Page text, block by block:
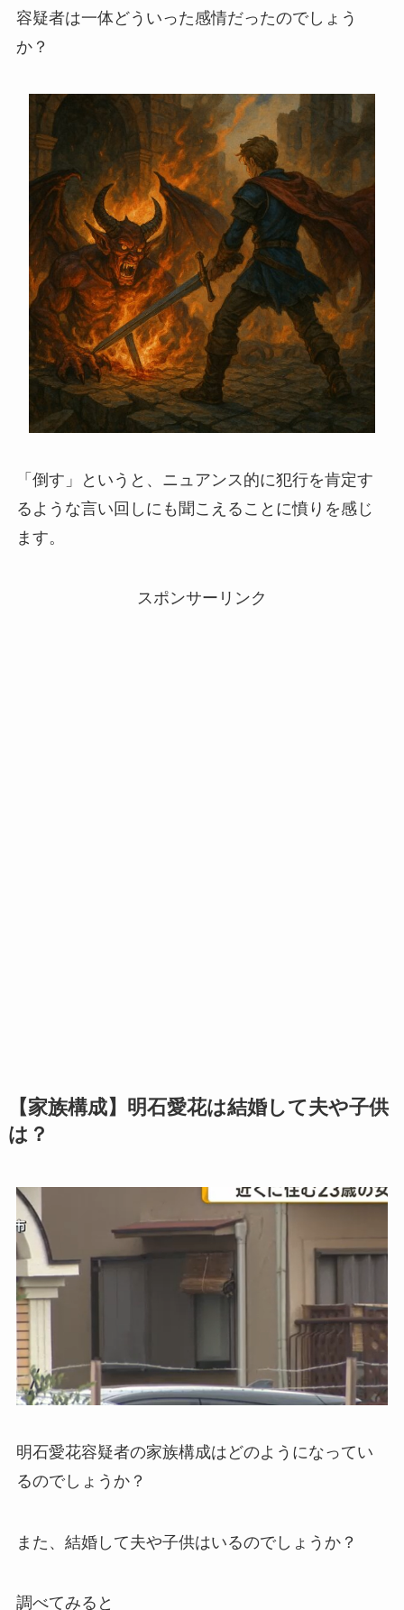
容疑者は一体どういった感情だったのでしょう
か？
「倒す」というと、ニュアンス的に犯行を肯定す
るような言い回しにも聞こえることに憤りを感じ
ます。
スポンサーリンク
【家族構成】明石愛花は結婚して夫や子供
は？
明石愛花容疑者の家族構成はどのようになってい
るのでしょうか？
また、結婚して夫や子供はいるのでしょうか？
調べてみると